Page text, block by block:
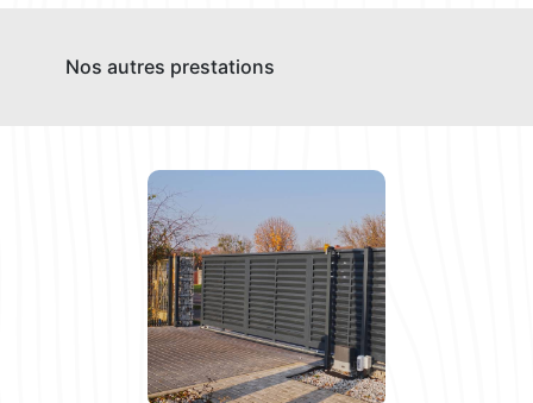
Nos autres prestations